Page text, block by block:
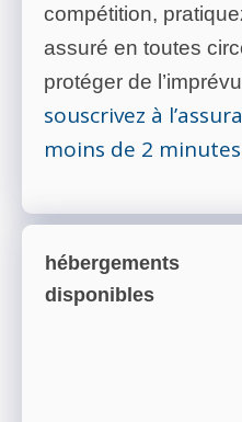
compétition,
assuré en toutes
protéger de
souscrivez à
moins de 2 minutes
hébergements
disponibles